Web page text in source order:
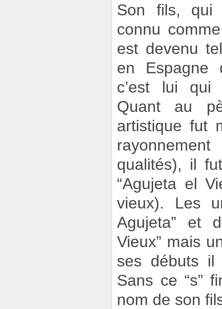
Son fils, qui
connu
est devenu
en Espagne
c’est lui
Quant au
artistique fut
qualités), il
“Agujeta el
vieux). Les
Agujeta” et
Vieux” mais
ses débuts il
Sans ce “s”
nom de son